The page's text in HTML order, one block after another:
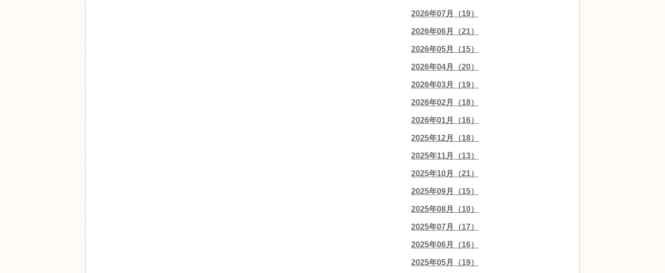
2026年07月（19）
2026年06月（21）
2026年05月（15）
2026年04月（20）
2026年03月（19）
2026年02月（18）
2026年01月（16）
2025年12月（18）
2025年11月（13）
2025年10月（21）
2025年09月（15）
2025年08月（10）
2025年07月（17）
2025年06月（16）
2025年05月（19）